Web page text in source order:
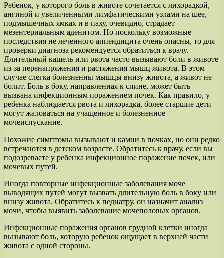
Ребенок, у которого боль в животе сочетается с лихорадкой,
ангиной и увеличенными лимфатическими узлами на шее,
подмышечных ямках и в паху, очевидно, страдает
мезентериальным аденитом. Но поскольку возможные
последствия не леченного аппендицита очень опасны, то для
проверки диагноза рекомендуется обратиться к врачу.
Длительный кашель или рвота часто вызывают боли в животе
из-за перенапряжения и растяжения мышц живота. В этом
случае слегка болезненны мышцы внизу живота, а живот не
болит. Боль в боку, направленная к спине, может быть
вызвана инфекционным поражением почек. Как правило, у
ребенка наблюдается рвота и лихорадка, более старшие дети
могут жаловаться на учащенное и болезненное
мочеиспускание.
Похожие симптомы вызывают и камни в почках, но они редко
встречаются в детском возрасте. Обратитесь к врачу, если вы
подозреваете у ребенка инфекционное поражение почек, или
мочевых путей.
Иногда повторные инфекционные заболевания моче
выводящих путей могут вызвать длительную боль в боку или
внизу живота. Обратитесь к педиатру, он назначит анализ
мочи, чтобы выявить заболевание мочеполовых органов.
Инфекционные поражения органов грудной клетки иногда
вызывают боль, которую ребенок ощущает в верхней части
живота с одной стороны.